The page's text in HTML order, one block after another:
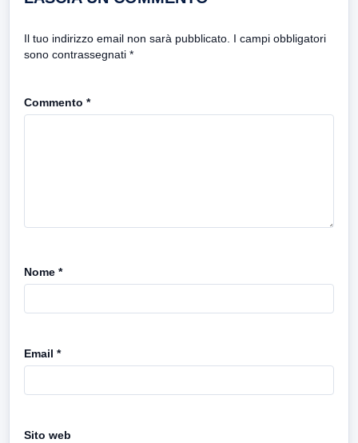
Il tuo indirizzo email non sarà pubblicato. I campi obbligatori
sono contrassegnati *
Commento *
Nome *
Email *
Sito web